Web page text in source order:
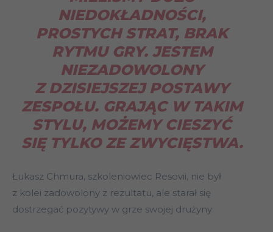
NIEDOKŁADNOŚCI,
PROSTYCH STRAT, BRAK
RYTMU GRY. JESTEM
NIEZADOWOLONY
Z DZISIEJSZEJ POSTAWY
ZESPOŁU. GRAJĄC W TAKIM
STYLU, MOŻEMY CIESZYĆ
SIĘ TYLKO ZE ZWYCIĘSTWA.
Łukasz Chmura, szkoleniowiec Resovii, nie był
z kolei zadowolony z rezultatu, ale starał się
dostrzegać pozytywy w grze swojej drużyny: